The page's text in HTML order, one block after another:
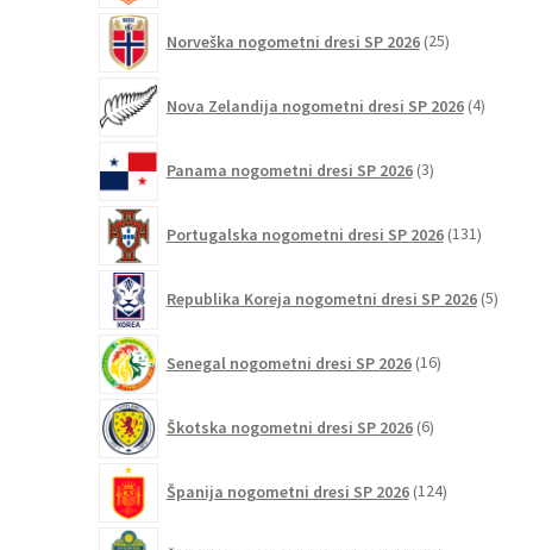
Norveška nogometni dresi SP 2026 25izdelkov
Nova Zelandija nogometni dresi SP 2026 4izdelki
Panama nogometni dresi SP 2026 3izdelki
Portugalska nogometni dresi SP 2026 131
Republika Koreja nogometni dresi SP 2026 5
Senegal nogometni dresi SP 2026 16izdelkov
Škotska nogometni dresi SP 2026 6izdelkov
Španija nogometni dresi SP 2026 124izdelkov